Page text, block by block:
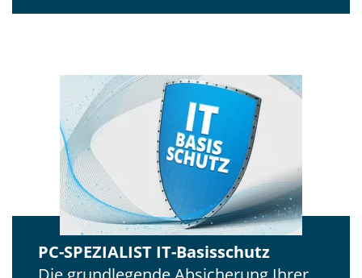
PC-SPEZIALIST IT-Basisschutz